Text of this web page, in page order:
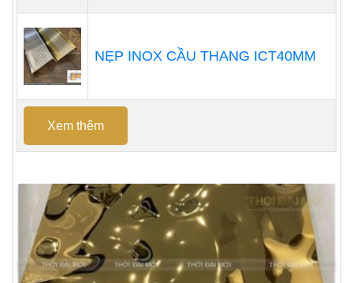
NẸP INOX CẦU THANG ICT40MM
Xem thêm